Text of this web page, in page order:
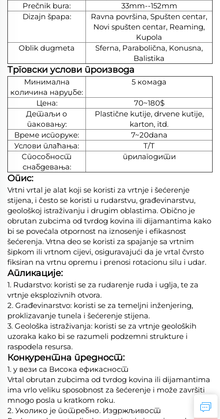
Prečnik bura:
33mm--152mm
Dizajn špapa:
Ravna površina, Spušten centar,
Novi spušten centar, Reaming,
Kupola
Oblik dugmeta
Sferna, Parabolična, Konusna,
Balistika
Трговски услови производа
Минимална
количина наруџбе:
5 комада
Цена:
70~180$
Детаљи о
паковању:
Plastične kutije, drvene kutije,
karton, itd.
Време испоруке:
7~20dana
Услови плаћања:
Т/Т
Способност
снабдевања:
прилагодити
Опис:
Vrtni vrtal je alat koji se koristi za vrtnje i šećerenje
stijena, i često se koristi u rudarstvu, građevinarstvu,
geološkoj istraživanju i drugim oblastima. Obično je
obrutan zubcima od tvrdog kovina ili dijamantima kako
bi se povećala otpornost na iznosenje i efikasnost
šećerenja. Vrtna deo se koristi za spajanje sa vrtnim
šipkom ili vrtnom cijevi, osiguravajući da je vrtal čvrsto
fiksiran na vrtnu opremu i prenosi rotacionu silu i udar.
Апликације:
1. Rudarstvo: koristi se za rudarenje ruda i uglja, te za
vrtnje eksplozivnih otvora.
2. Građevinarstvo: koristi se za temeljni inženjering,
proklizavanje tunela i šećerenje stijena.
3. Geološka istraživanja: koristi se za vrtnje geoloških
uzoraka kako bi se razumeli podzemni strukture i
raspodela resursa.
Конкурентна предност:
1. у вези са Висока ефикасност
Vrtal obrutan zubcima od tvrdog kovina ili dijamantima
ima vrlo veliku sposobnost za šećerenje i može završiti
mnogo posla u kratkom roku.
2. Уколико је потребно. Издржљивост